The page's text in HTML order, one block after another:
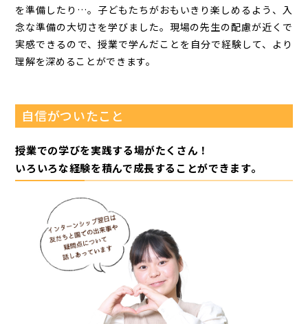
を準備したり…。子どもたちがおもいきり楽しめるよう、入
念な準備の大切さを学びました。現場の先生の配慮が近くで
実感できるので、授業で学んだことを自分で経験して、より
理解を深めることができます。
自信がついたこと
授業での学びを実践する場がたくさん！
いろいろな経験を積んで成長することができます。